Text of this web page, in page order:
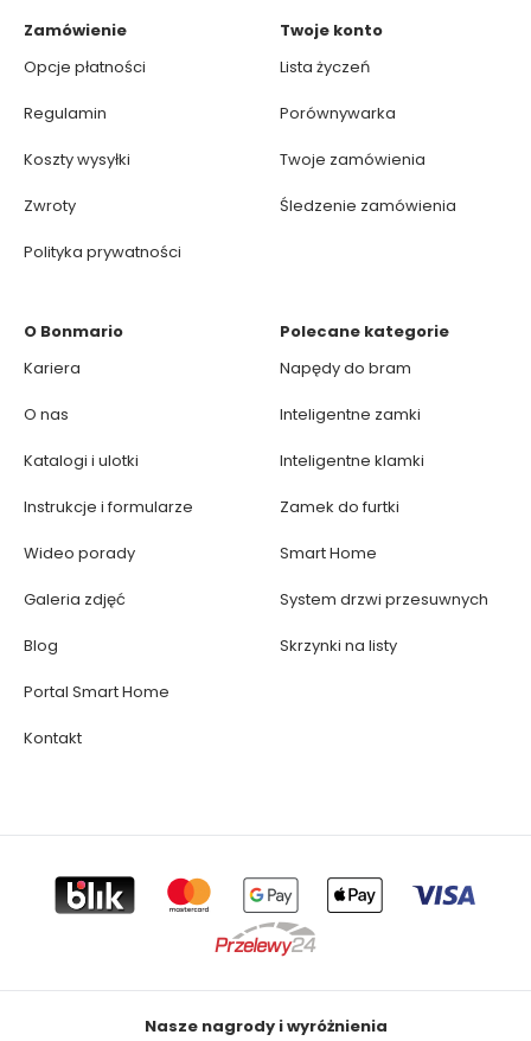
Zamówienie
Opcje płatności
Regulamin
Koszty wysyłki
Zwroty
Polityka prywatności
Twoje konto
Lista życzeń
Porównywarka
Twoje zamówienia
Śledzenie zamówienia
O Bonmario
Kariera
O nas
Katalogi i ulotki
Instrukcje i formularze
Wideo porady
Galeria zdjęć
Blog
Portal Smart Home
Kontakt
Polecane kategorie
Napędy do bram
Inteligentne zamki
Inteligentne klamki
Zamek do furtki
Smart Home
System drzwi przesuwnych
Skrzynki na listy
Nasze nagrody i wyróżnienia